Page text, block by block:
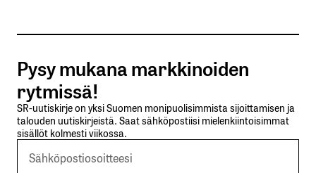
Tilaa SalkunRakentajan uutiskirje
Lähetä kommentti
Pysy mukana markkinoiden
rytmissä!
SR-uutiskirje on yksi Suomen monipuolisimmista sijoittamisen ja
talouden uutiskirjeistä. Saat sähköpostiisi mielenkiintoisimmat
sisällöt kolmesti viikossa.